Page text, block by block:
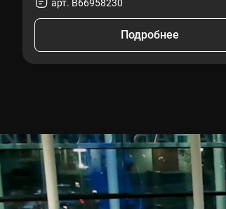
арт. B66958230
Подробнее